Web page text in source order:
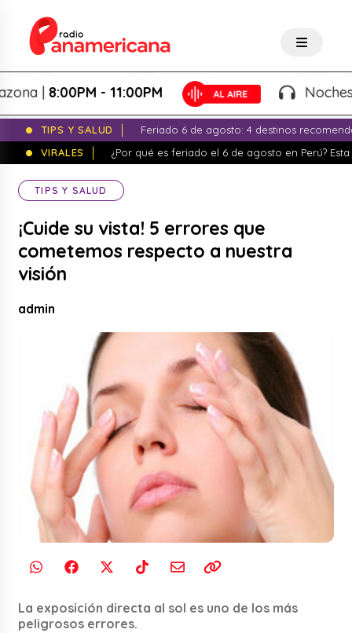
|8:00PM - 11:00PM Noches de
TIPS Y SALUD
Feriado 6 de agosto: 4 destinos
VIRALES
¿Por qué es feriado el 6 de agosto en Perú?
TIPS Y SALUD
¡Cuide su vista! 5 errores que
cometemos respecto a nuestra
visión
admin
La exposición directa al sol es uno de los más
peligrosos errores.